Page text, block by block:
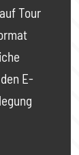
Tour
E-